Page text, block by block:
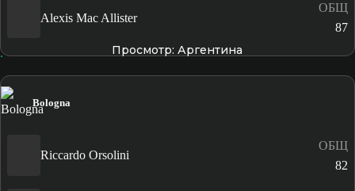
Alexis Mac Allister
ОБЩ
87
Просмотр: Аргентина
Bologna
Riccardo Orsolini
ОБЩ
82